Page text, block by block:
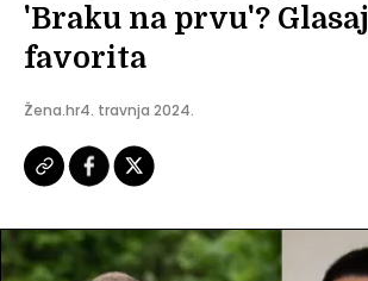
'Braku na prvu'?
favorita
Žena.hr4. travnja 2024.